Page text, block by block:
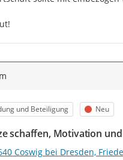
und Beteiligung Status
Neu
schaffen, Motivation
Coswig bei Dresden,